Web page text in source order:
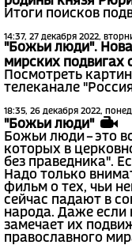
Итоги поисков
14:37, 27 декабря 2022,
"Божьи люди".
мирских подвигах
Посмотреть
телеканале
18:35, 26 декабря 2022,
"Божьи люди"
Божьи люди – это
которых в
без праведника".
Надо только
фильм о тех, чьи
сейчас падают в
народа. Даже если
замечает их
православного